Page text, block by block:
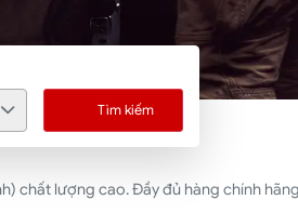
Tìm kiếm
chất lượng cao. Đầy đủ hàng chính